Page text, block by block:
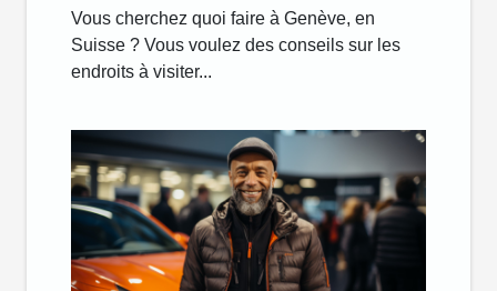
Vous cherchez quoi faire à Genève, en
Suisse ? Vous voulez des conseils sur les
endroits à visiter...